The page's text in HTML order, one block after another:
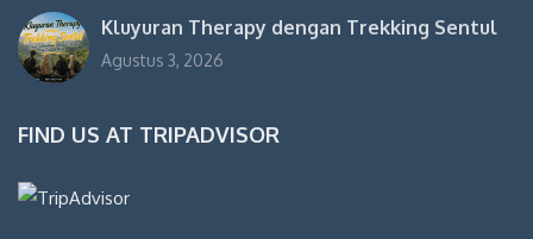
Kluyuran Therapy dengan Trekking Sentul
Agustus 3, 2026
FIND US AT TRIPADVISOR